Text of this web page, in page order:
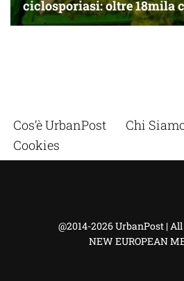
Cos’è UrbanPost Chi
Cookies
@2014-2026 UrbanPost |
NEW EUROPEAN